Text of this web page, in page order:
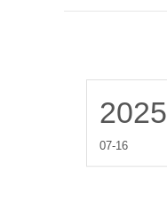
2025
07-16